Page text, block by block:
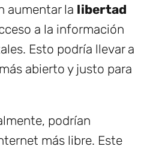
aumentar la libertad
a la información
Esto podría llevar a
abierto y justo para
podrían
más libre. Este